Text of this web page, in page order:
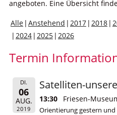
angeboten. Eine Übersicht
Alle Anstehend 2017 2018
2024 2025 2026
Termin
DI.
06
AUG.
2019
Satelliten-
13:30 Friesen-
Orientierung gestern